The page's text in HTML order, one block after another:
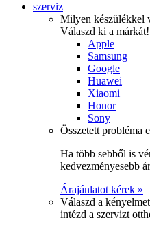
szerviz
Milyen készülékkel
Válaszd ki a márkát!
Apple
Samsung
Google
Huawei
Xiaomi
Honor
Sony
Összetett probléma
Ha több sebből is
kedvezményesebb
Árajánlatot kérek »
Válaszd a
intézd a szervizt